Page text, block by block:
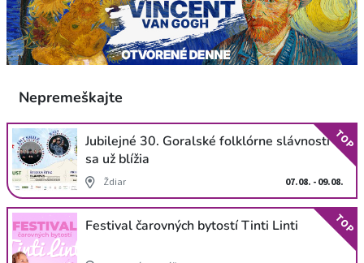
Nepremeškajte
Jubilejné 30. Goralské folklórne slávnosti
sa už blížia
Ždiar 07.08. - 09.08.
TOP
Festival čarovných bytostí Tinti Linti TOP